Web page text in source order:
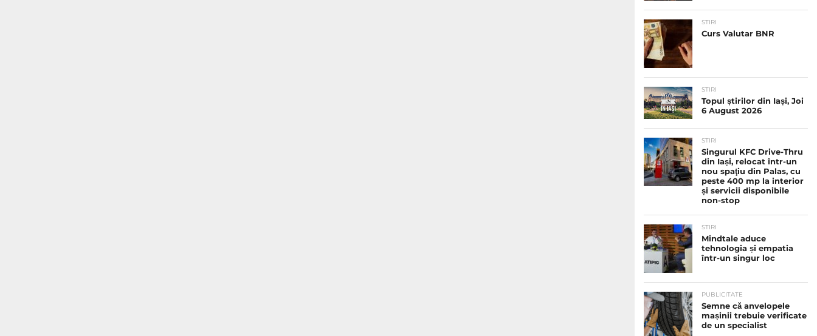
STIRI
Curs Valutar BNR
STIRI
Topul știrilor din Iași, Joi
6 August 2026
STIRI
Singurul KFC Drive-Thru
din Iași, relocat într-un
nou spaţiu din Palas, cu
peste 400 mp la interior
și servicii disponibile
non-stop
STIRI
Mindtale aduce
tehnologia și empatia
într-un singur loc
PUBLICITATE
Semne că anvelopele
mașinii trebuie verificate
de un specialist